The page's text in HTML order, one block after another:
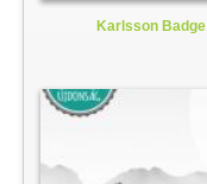
Karlsson